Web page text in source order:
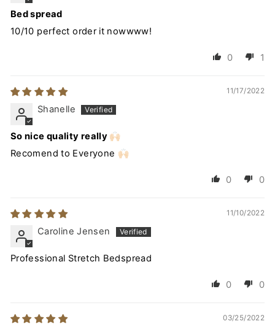
Bed spread
10/10 perfect order it nowwww!
0 1
11/17/2022
Shanelle
So nice quality really 🙌🏻
Recomend to Everyone 🙌🏻
0 0
11/10/2022
Caroline Jensen
Professional Stretch Bedspread
0 0
03/25/2022